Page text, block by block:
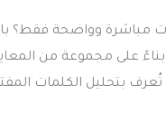
مباشرة وواضحة فقط؟
بناءً على مجموعة من